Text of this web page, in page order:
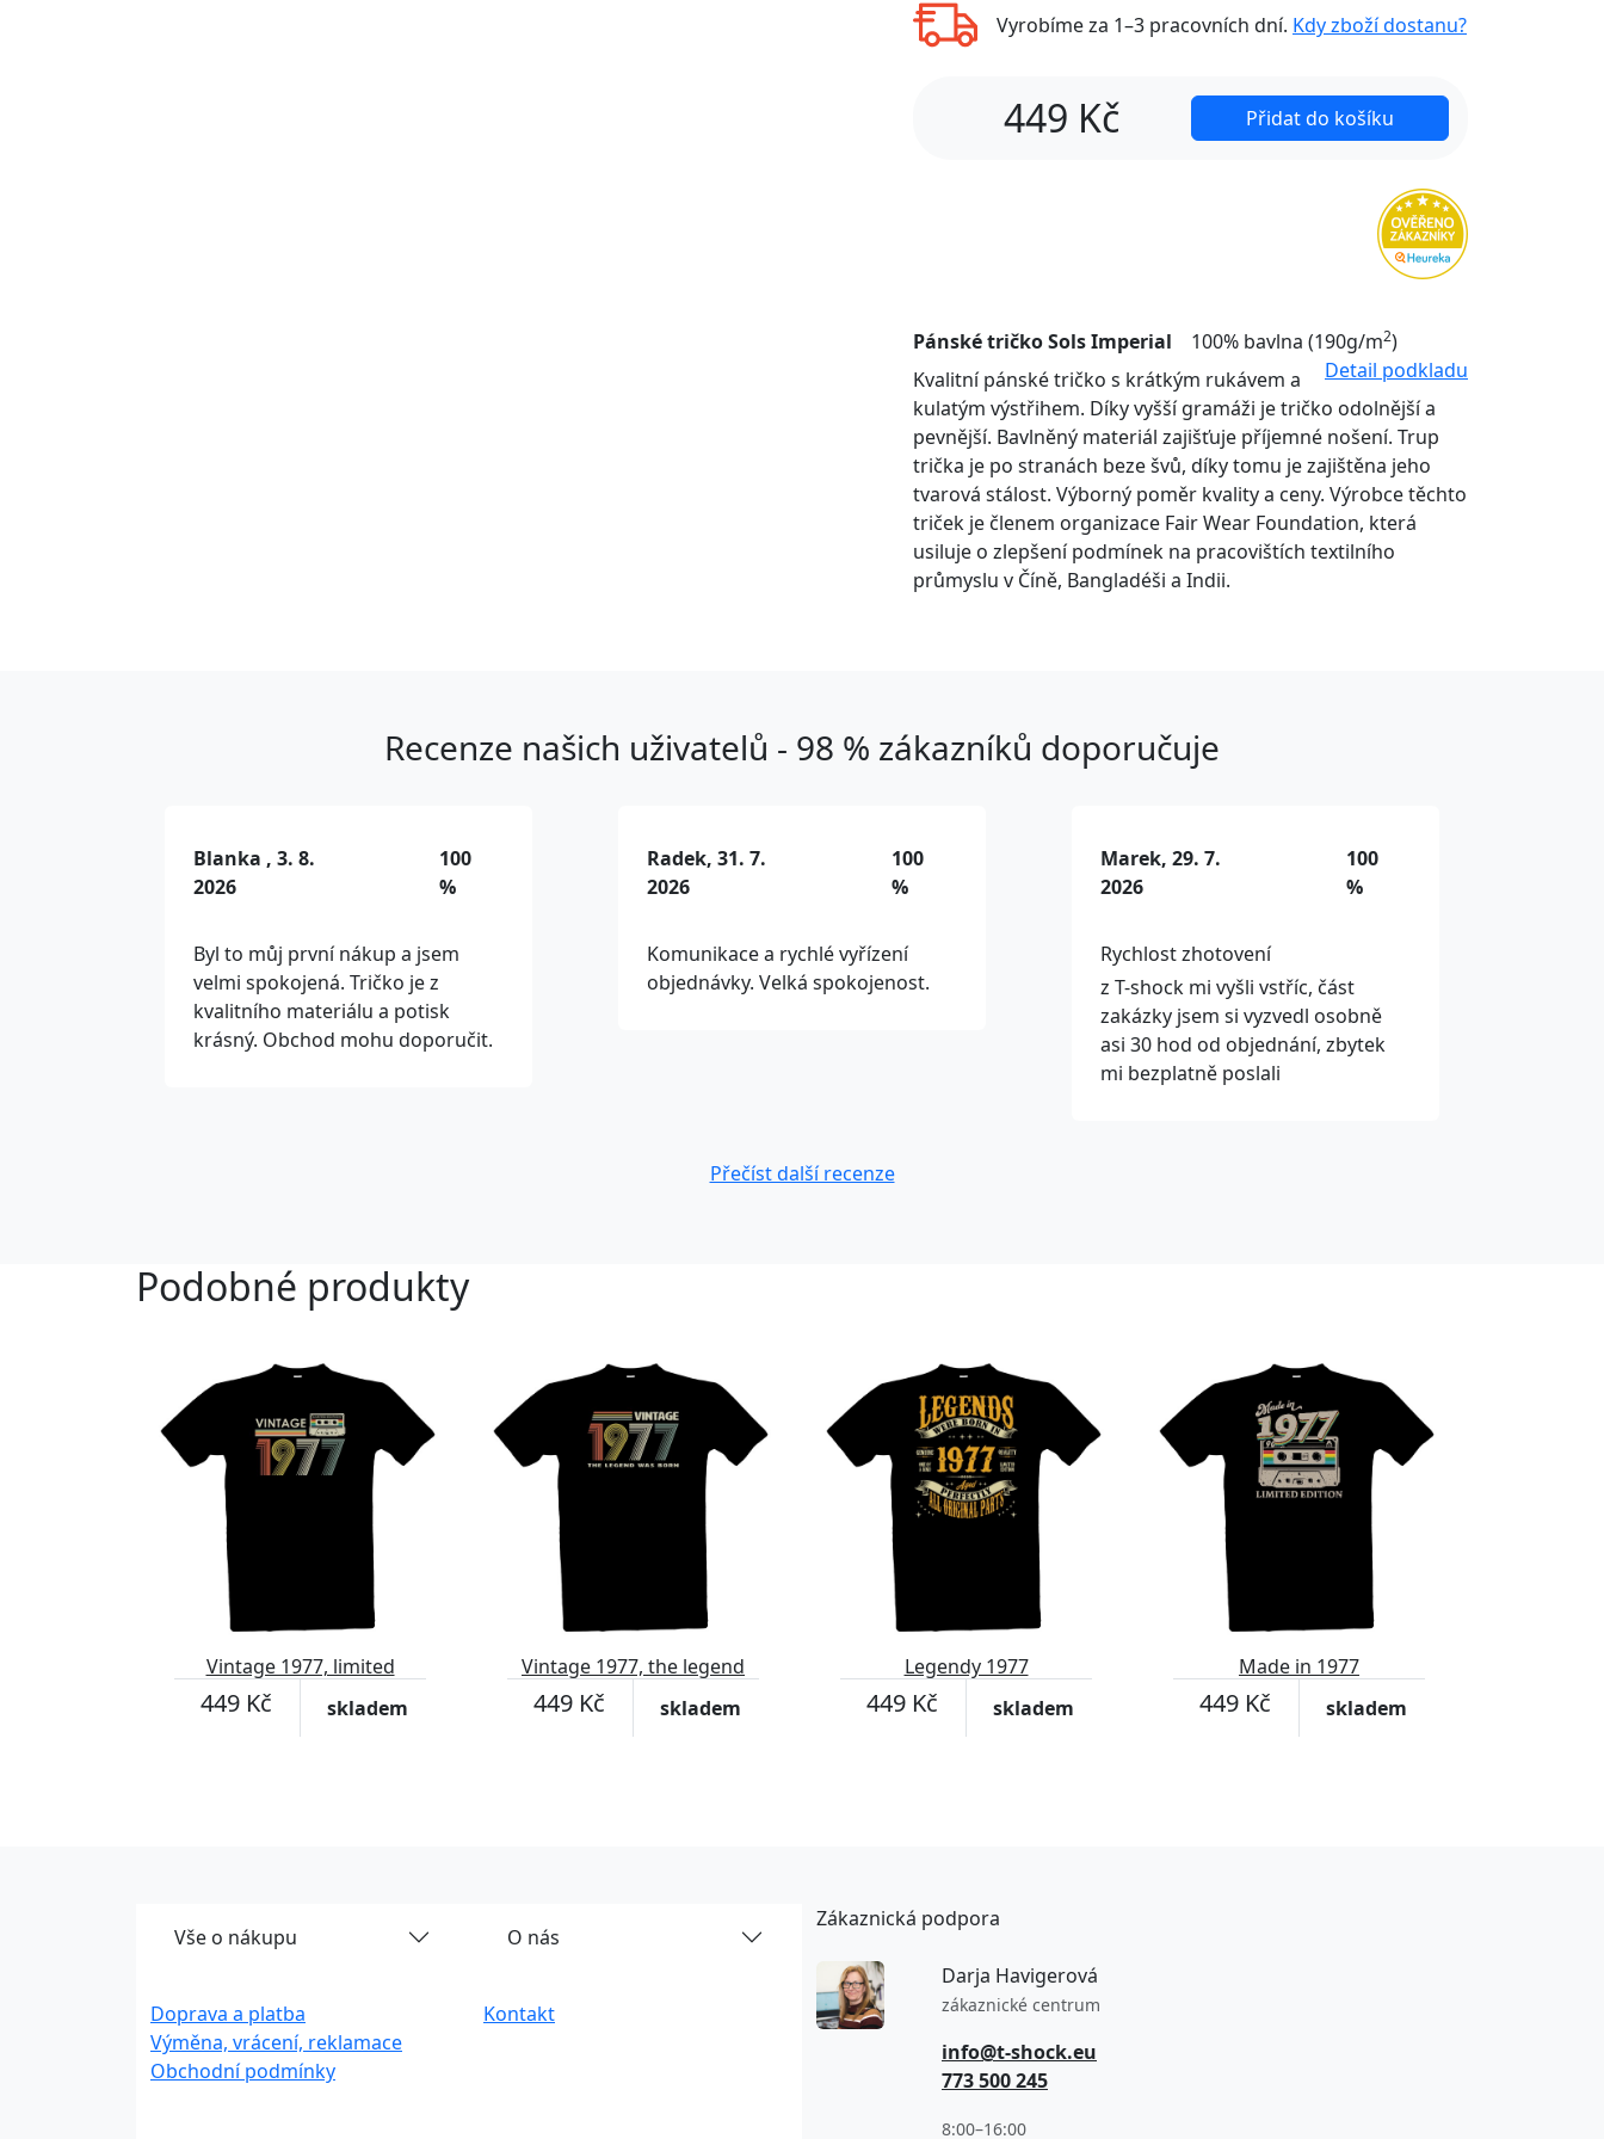
Vyrobíme za 1–3 pracovních dní. Kdy zboží dostanu?
449 Kč Přidat do košíku
Pánské tričko Sols Imperial 100% bavlna (190g/m2)
Detail podkladu
Kvalitní pánské tričko s krátkým rukávem a
kulatým výstřihem. Díky vyšší gramáži je tričko odolnější a
pevnější. Bavlněný materiál zajišťuje příjemné nošení. Trup
trička je po stranách beze švů, díky tomu je zajištěna jeho
tvarová stálost. Výborný poměr kvality a ceny. Výrobce těchto
triček je členem organizace Fair Wear Foundation, která
usiluje o zlepšení podmínek na pracovištích textilního
průmyslu v Číně, Bangladéši a Indii.
Recenze našich uživatelů - 98 % zákazníků doporučuje
Blanka , 3. 8.
2026
100
%
Byl to můj první nákup a jsem
velmi spokojená. Tričko je z
kvalitního materiálu a potisk
krásný. Obchod mohu doporučit.
Radek, 31. 7.
2026
100
%
Komunikace a rychlé vyřízení
objednávky. Velká spokojenost.
Marek, 29. 7.
2026
100
%
Rychlost zhotovení
z T-shock mi vyšli vstříc, část
zakázky jsem si vyzvedl osobně
asi 30 hod od objednání, zbytek
mi bezplatně poslali
Přečíst další recenze
Podobné produkty
Vintage 1977, limited
edition
449 Kč skladem
Vintage 1977, the legend
was born
449 Kč skladem
Legendy 1977
449 Kč skladem
Made in 1977
449 Kč skladem
Vše o nákupu
Doprava a platba
Výměna, vrácení, reklamace
Obchodní podmínky
O nás
Kontakt
Zákaznická podpora
Darja Havigerová
zákaznické centrum
info@t-shock.eu
773 500 245
8:00–16:00